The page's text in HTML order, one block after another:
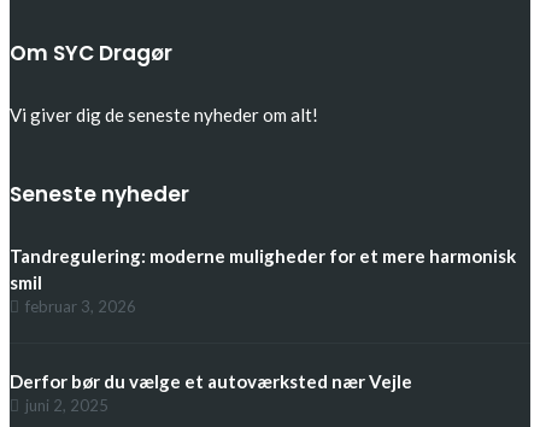
Om SYC Dragør
Vi giver dig de seneste nyheder om alt!
Seneste nyheder
Tandregulering: moderne muligheder for et mere harmonisk
smil
februar 3, 2026
Derfor bør du vælge et autoværksted nær Vejle
juni 2, 2025